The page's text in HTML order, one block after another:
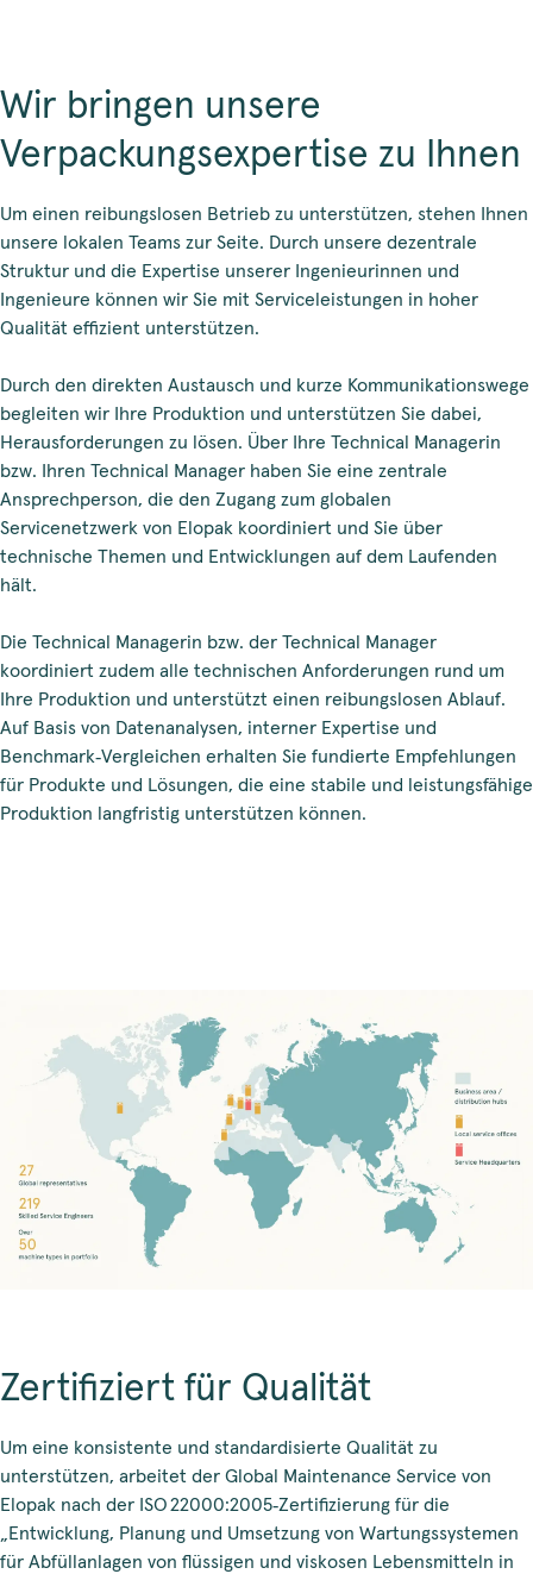
Wir bringen unsere
Verpackungsexpertise zu Ihnen
Um einen reibungslosen Betrieb zu unterstützen, stehen Ihnen
unsere lokalen Teams zur Seite. Durch unsere dezentrale
Struktur und die Expertise unserer Ingenieurinnen und
Ingenieure können wir Sie mit Serviceleistungen in hoher
Qualität effizient unterstützen.
Durch den direkten Austausch und kurze Kommunikationswege
begleiten wir Ihre Produktion und unterstützen Sie dabei,
Herausforderungen zu lösen. Über Ihre Technical Managerin
bzw. Ihren Technical Manager haben Sie eine zentrale
Ansprechperson, die den Zugang zum globalen
Servicenetzwerk von Elopak koordiniert und Sie über
technische Themen und Entwicklungen auf dem Laufenden
hält.
Die Technical Managerin bzw. der Technical Manager
koordiniert zudem alle technischen Anforderungen rund um
Ihre Produktion und unterstützt einen reibungslosen Ablauf.
Auf Basis von Datenanalysen, interner Expertise und
Benchmark‑Vergleichen erhalten Sie fundierte Empfehlungen
für Produkte und Lösungen, die eine stabile und leistungsfähige
Produktion langfristig unterstützen können.
Zertifiziert für Qualität
Um eine konsistente und standardisierte Qualität zu
unterstützen, arbeitet der Global Maintenance Service von
Elopak nach der ISO 22000:2005‑Zertifizierung für die
„Entwicklung, Planung und Umsetzung von Wartungssystemen
für Abfüllanlagen von flüssigen und viskosen Lebensmitteln in